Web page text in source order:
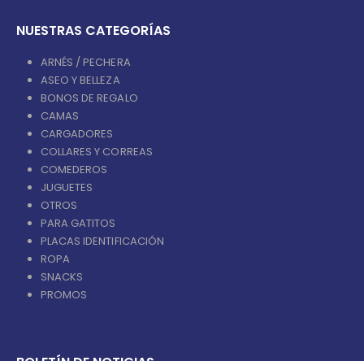
NUESTRAS CATEGORÍAS
ARNÉS / PECHERA
ASEO Y BELLEZA
BONOS DE REGALO
CAMAS
CARGADORES
COLLARES Y CORREAS
COMEDEROS
JUGUETES
OTROS
PARA GATITOS
PLACAS IDENTIFICACIÓN
ROPA
SNACKS
PROMOS